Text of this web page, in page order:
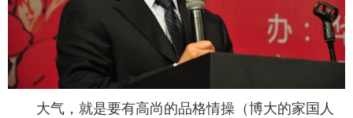
大气，就是要有高尚的品格情操（博大的家国人